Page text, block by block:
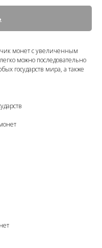
монет с увеличенным
можно последовательно
государств мира, а также